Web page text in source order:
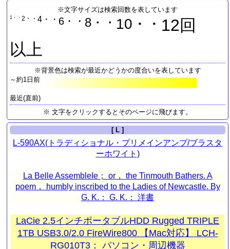
※文字サイズは検索回数を表しています
1・・ 2・・ 4・・ 6・・ 8・・ 10・・ 12回
以上
※背景色は検索が最近かどうかの度合いを表しています
～約1日前
最近(直前)
※ 文字をクリックするとそのページに飛びます。
[ L ]
L-590AX(トラディショナル・プリメインアンプ/ブラスタ
ーホワイト)
La Belle AssembleIe； or， the Tinmouth Bathers. A
poem， humbly inscribed to the Ladies of Newcastle. By
G. K.： G. K.： 洋書
LaCie 2.5インチポータブルHDD Rugged TRIPLE
1TB USB3.0/2.0 FireWire800 【Mac対応】 LCH-
RG010T3： パソコン・周辺機器